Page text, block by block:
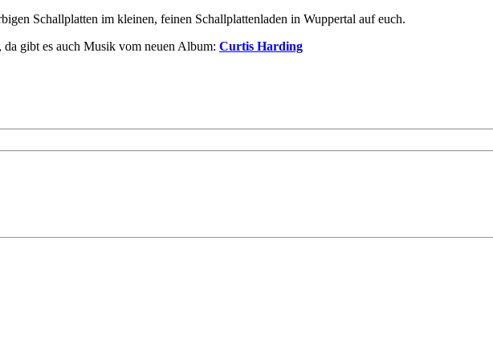
Schallplatten im kleinen, feinen Schallplattenladen in Wuppertal auf euch.
gibt es auch Musik vom neuen Album: Curtis Harding